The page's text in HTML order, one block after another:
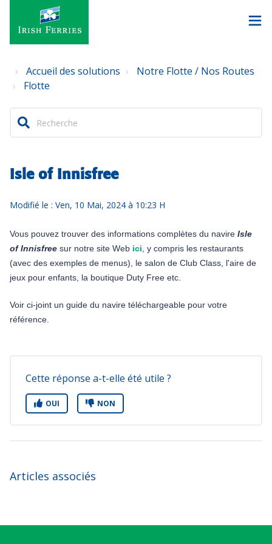
Accueil des solutions
Notre Flotte / Nos Routes
Flotte
Isle of Innisfree
Modifié le : Ven, 10 Mai, 2024 à 10:23 H
Vous pouvez trouver des informations complètes du navire Isle
of Innisfree sur notre site Web ici , y compris les restaurants
(avec des exemples de menus), le salon de Club Class, l'aire de
jeux pour enfants, la boutique Duty Free etc.
Voir ci-joint un guide du navire téléchargeable pour votre
référence.
Cette réponse a-t-elle été utile ?
OUI NON
Articles associés